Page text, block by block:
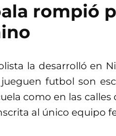
rompió
la desarrolló en
futbol son
como en las
al único equipo